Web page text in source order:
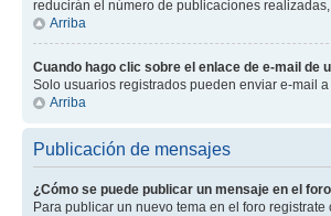
reducirán el número de publicaciones
Arriba
Cuando hago clic sobre el enlace de e-mail de
Solo usuarios registrados pueden enviar e-mail
Arriba
Publicación de mensajes
¿Cómo se puede publicar un mensaje en el
Para publicar un nuevo tema en el foro